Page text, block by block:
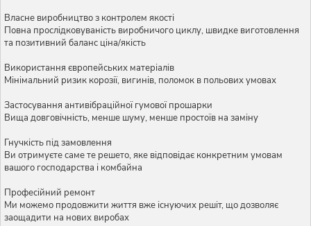
Власне виробництво з контролем якості
Повна прослідковуваність виробничого циклу, швидке виготовлення
та позитивний баланс ціна/якість
Використання європейських матеріалів
Мінімальний ризик корозії, вигинів, поломок в польових умовах
Застосування антивібраційної гумової прошарки
Вища довговічність, менше шуму, менше простоїв на заміну
Гнучкість під замовлення
Ви отримуєте саме те решето, яке відповідає конкретним умовам
вашого господарства і комбайна
Професійний ремонт
Ми можемо продовжити життя вже існуючих решіт, що дозволяє
заощадити на нових виробах